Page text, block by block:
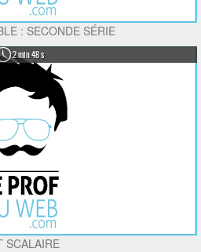
: SECONDE SÉRIE
2 min 48 s
SCALAIRE